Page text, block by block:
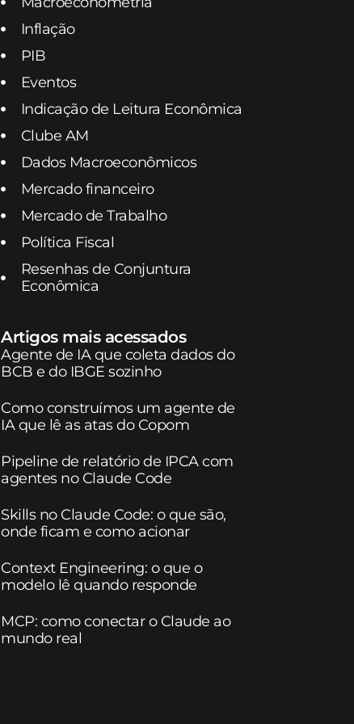
Inflação
PIB
Eventos
Indicação de Leitura Econômica
Clube AM
Dados Macroeconômicos
Mercado financeiro
Mercado de Trabalho
Política Fiscal
Resenhas de Conjuntura
Econômica
Artigos mais acessados
Agente de IA que coleta dados do
BCB e do IBGE sozinho
Como construímos um agente de
IA que lê as atas do Copom
Pipeline de relatório de IPCA com
agentes no Claude Code
Skills no Claude Code: o que são,
onde ficam e como acionar
Context Engineering: o que o
modelo lê quando responde
MCP: como conectar o Claude ao
mundo real